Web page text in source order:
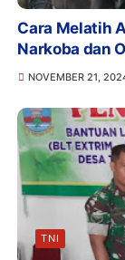
Cara Melatih
Narkoba dan
NOVEMBER 21,
TNI